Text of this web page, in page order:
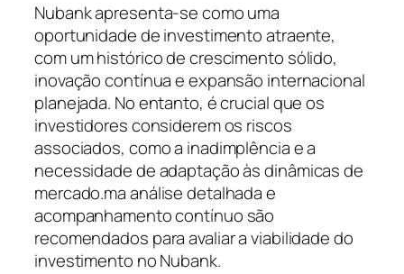
Nubank apresenta-se como uma
oportunidade de investimento atraente,
com um histórico de crescimento sólido,
inovação contínua e expansão internacional
planejada. No entanto, é crucial que os
investidores considerem os riscos
associados, como a inadimplência e a
necessidade de adaptação às dinâmicas de
mercado.ma análise detalhada e
acompanhamento contínuo são
recomendados para avaliar a viabilidade do
investimento no Nubank.